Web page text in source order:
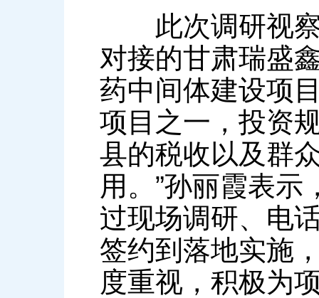
此次调研视察
对接的甘肃瑞盛
药中间体建设项
项目之一，投资
县的税收以及群
用。”孙丽霞表
过现场调研、电
签约到落地实施
度重视，积极为